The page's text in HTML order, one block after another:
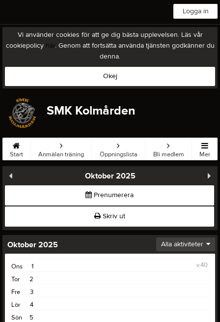
Logga in
Vi använder cookies för att ge dig bästa upplevelsen. Läs vår
cookiepolicy här. Genom att fortsätta använda tjänsten godkänner du
denna.
Okej
SMK Kolmården
Start Anmälan träning Öppningslista Bli medlem Mer
Oktober 2025
Prenumerera
Skriv ut
Oktober 2025 Alla aktiviteter
1
Ons
v.40
2
Tor
3
Fre
4
Lör
5
Sön